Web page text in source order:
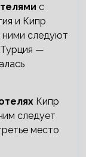
с
и Кипр
ними следуют
—
Кипр
следует
место